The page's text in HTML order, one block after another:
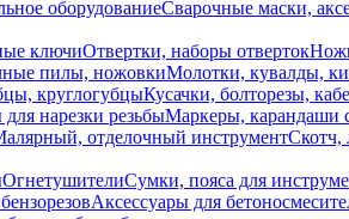
оборудованиеСварочные маски,
ключиОтвертки, наборы отверток
пилы, ножовкиМолотки, кувалды,
круглогубцыКусачки, болторезы,
нарезки резьбыМаркеры, карандаши
отделочный инструментСкотч,
ОгнетушителиСумки, пояса для
Аксессуары для